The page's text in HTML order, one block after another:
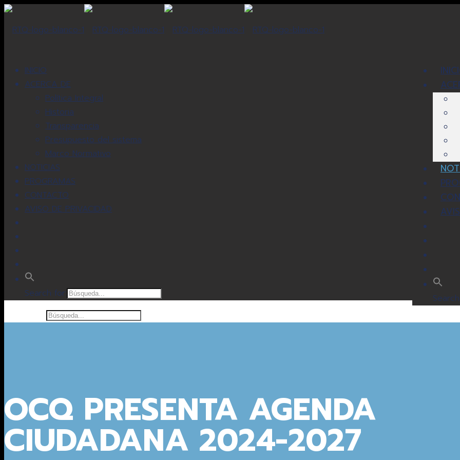
INICIO
ACERCA DE
Política Integral
Historia
Transparencia
Presupuesto del sistema
Marco Normativo
NOTICIAS
PROGRAMAS
CONTACTO
AVISO DE PRIVACIDAD
Search for:
OCQ PRESENTA AGENDA
CIUDADANA 2024-2027